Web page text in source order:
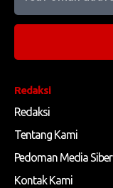
Redaksi
Redaksi
Tentang Kami
Pedoman Media Siber
Kontak Kami